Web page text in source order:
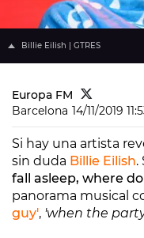
Billie Eilish | GTRES
Europa FM
Barcelona 14/11/2019
Si hay una artista
sin duda Billie Eilish.
fall asleep, where
panorama musical
guy', 'when the